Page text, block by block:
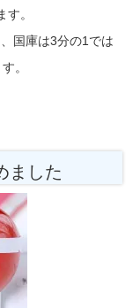
。
国庫は3分の1では
。
ました